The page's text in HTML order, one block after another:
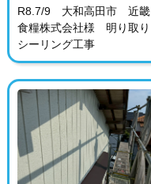
R8.7/9 大和高田市 近畿
食糧株式会社様 明り取り
シーリング工事